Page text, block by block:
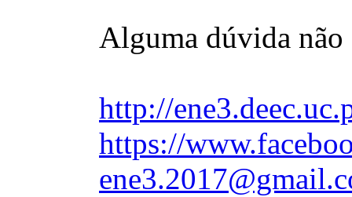
Alguma dúvida não
http://
https://